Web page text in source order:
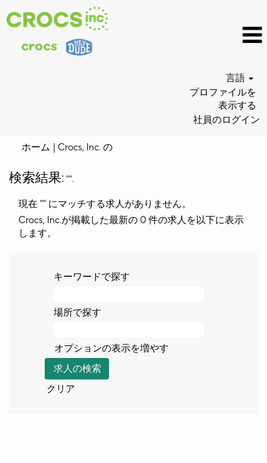
言語
プロファイルを
表示する
社員のログイン
ホーム Crocs, Inc. の(現
ー
ジ)
検索結果: "".
現在 "" にマッチする求人がありません。
Crocs, Inc.が掲載した最新の 0 件の求人を以下に表示
します。
キーワードで探す
場所で探す
オプションの表示を増やす
クリア